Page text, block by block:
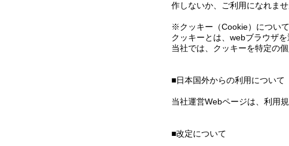
作しないか、ご利用になれま
※クッキー（Cookie）について
クッキーとは、webブラウザ
当社では、クッキーを特定の
■日本国外からの利用について
当社運営Webページは、利用
■改定について